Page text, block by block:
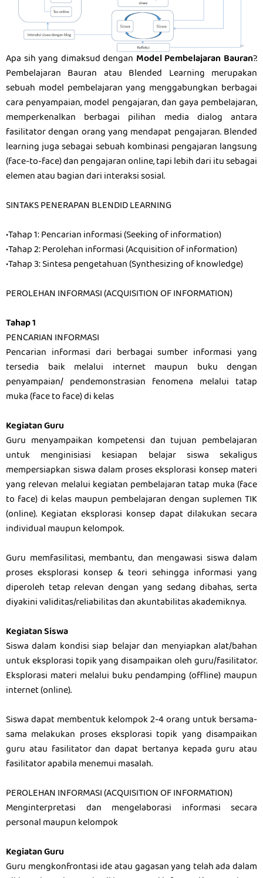
Apa sih yang dimaksud dengan Model Pembelajaran Bauran?.
Pembelajaran Bauran atau Blended Learning merupakan
sebuah model pembelajaran yang menggabungkan berbagai
cara penyampaian, model pengajaran, dan gaya pembelajaran,
memperkenalkan berbagai pilihan media dialog antara
fasilitator dengan orang yang mendapat pengajaran. Blended
learning juga sebagai sebuah kombinasi pengajaran langsung
(face-to-face) dan pengajaran online, tapi lebih dari itu sebagai
elemen atau bagian dari interaksi sosial.
SINTAKS PENERAPAN BLENDID LEARNING
•Tahap 1: Pencarian informasi (Seeking of information)
•Tahap 2: Perolehan informasi (Acquisition of information)
•Tahap 3: Sintesa pengetahuan (Synthesizing of knowledge)
PEROLEHAN INFORMASI (ACQUISITION OF INFORMATION)
Tahap 1
PENCARIAN INFORMASI
Pencarian informasi dari berbagai sumber informasi yang
tersedia baik melalui internet maupun buku dengan
penyampaian/ pendemonstrasian fenomena melalui tatap
muka (face to face) di kelas
Kegiatan Guru
Guru menyampaikan kompetensi dan tujuan pembelajaran
untuk menginisiasi kesiapan belajar siswa sekaligus
mempersiapkan siswa dalam proses eksplorasi konsep materi
yang relevan melalui kegiatan pembelajaran tatap muka (face
to face) di kelas maupun pembelajaran dengan suplemen TIK
(online). Kegiatan eksplorasi konsep dapat dilakukan secara
individual maupun kelompok.
Guru memfasilitasi, membantu, dan mengawasi siswa dalam
proses eksplorasi konsep & teori sehingga informasi yang
diperoleh tetap relevan dengan yang sedang dibahas, serta
diyakini validitas/reliabilitas dan akuntabilitas akademiknya.
Kegiatan Siswa
Siswa dalam kondisi siap belajar dan menyiapkan alat/bahan
untuk eksplorasi topik yang disampaikan oleh guru/fasilitator.
Eksplorasi materi melalui buku pendamping (offline) maupun
internet (online).
Siswa dapat membentuk kelompok 2-4 orang untuk bersama-
sama melakukan proses eksplorasi topik yang disampaikan
guru atau fasilitator dan dapat bertanya kepada guru atau
fasilitator apabila menemui masalah.
PEROLEHAN INFORMASI (ACQUISITION OF INFORMATION)
Menginterpretasi dan mengelaborasi informasi secara
personal maupun kelompok
Kegiatan Guru
Guru mengkonfrontasi ide atau gagasan yang telah ada dalam